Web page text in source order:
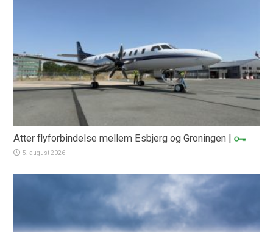
Atter flyforbindelse mellem Esbjerg og Groningen |
5. august 2026